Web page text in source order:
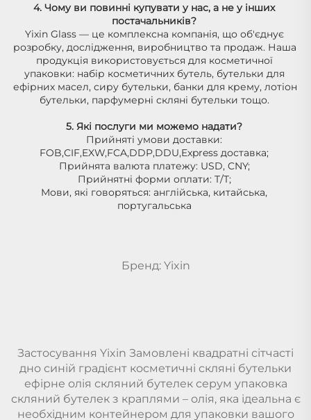
4. Чому ви повинні купувати у нас, а не у інших
постачальників?
Yixin Glass — це комплексна компанія, що об'єднує
розробку, дослідження, виробництво та продаж. Наша
продукція використовується для косметичної
упаковки: набір косметичних бутель, бутельки для
ефірних масел, сиру бутельки, банки для крему, лотіон
бутельки, парфумерні скляні бутельки тощо.
5. Які послуги ми можемо надати?
Прийняті умови доставки:
FOB,CIF,EXW,FCA,DDP,DDU,Express доставка;
Прийнята валюта платежу: USD, CNY;
Прийнятні форми оплати: T/T;
Мови, які говоряться: англійська, китайська,
португальська
Бренд: Yixin
Застосування Yixin Замовлені квадратні сітчасті
дно синій градієнт косметичні скляні бутельки
ефірне олія скляний бутелек серум упаковка
скляний бутелек з краплями – олія, яка ідеальна є
необхідним контейнером для упаковки вашого